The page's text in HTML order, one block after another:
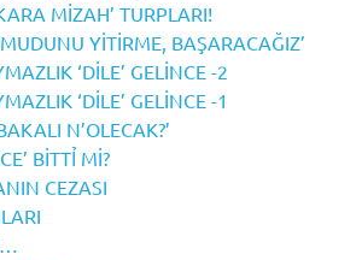
MİZAH’ TURPLARI!
YİTİRME, BAŞARACAĞIZ’
‘DİLE’ GELİNCE -2
‘DİLE’ GELİNCE -1
N’OLECAK?’
BİTTỈ Mİ?
CEZASI